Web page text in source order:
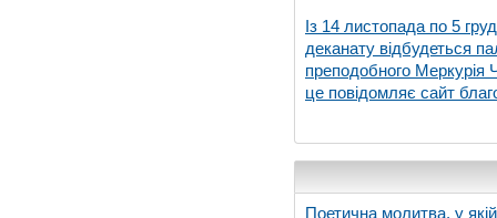
Із 14 листопада по 5
деканату відбудеться
преподобного Меркурія
це повідомляє сайт
Поетична молитва, у